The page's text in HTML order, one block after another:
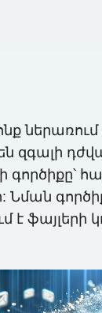
զգալի
ֆայլերի